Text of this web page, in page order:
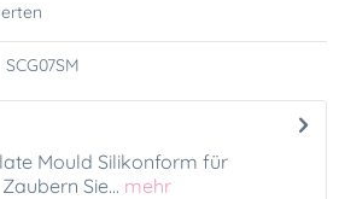
SCG07SM
Mould Silikonform für
Sie... mehr